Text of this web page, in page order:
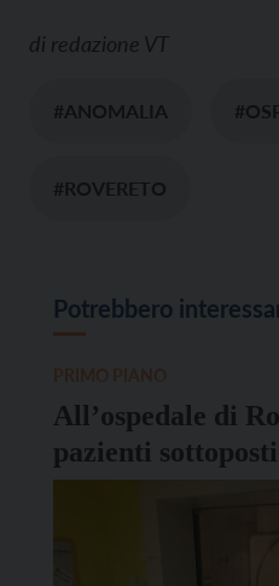
di redazione VT
#ANOMALIA
#ROVERETO
Potrebbero
All’ospedale di
pazienti
magnetica